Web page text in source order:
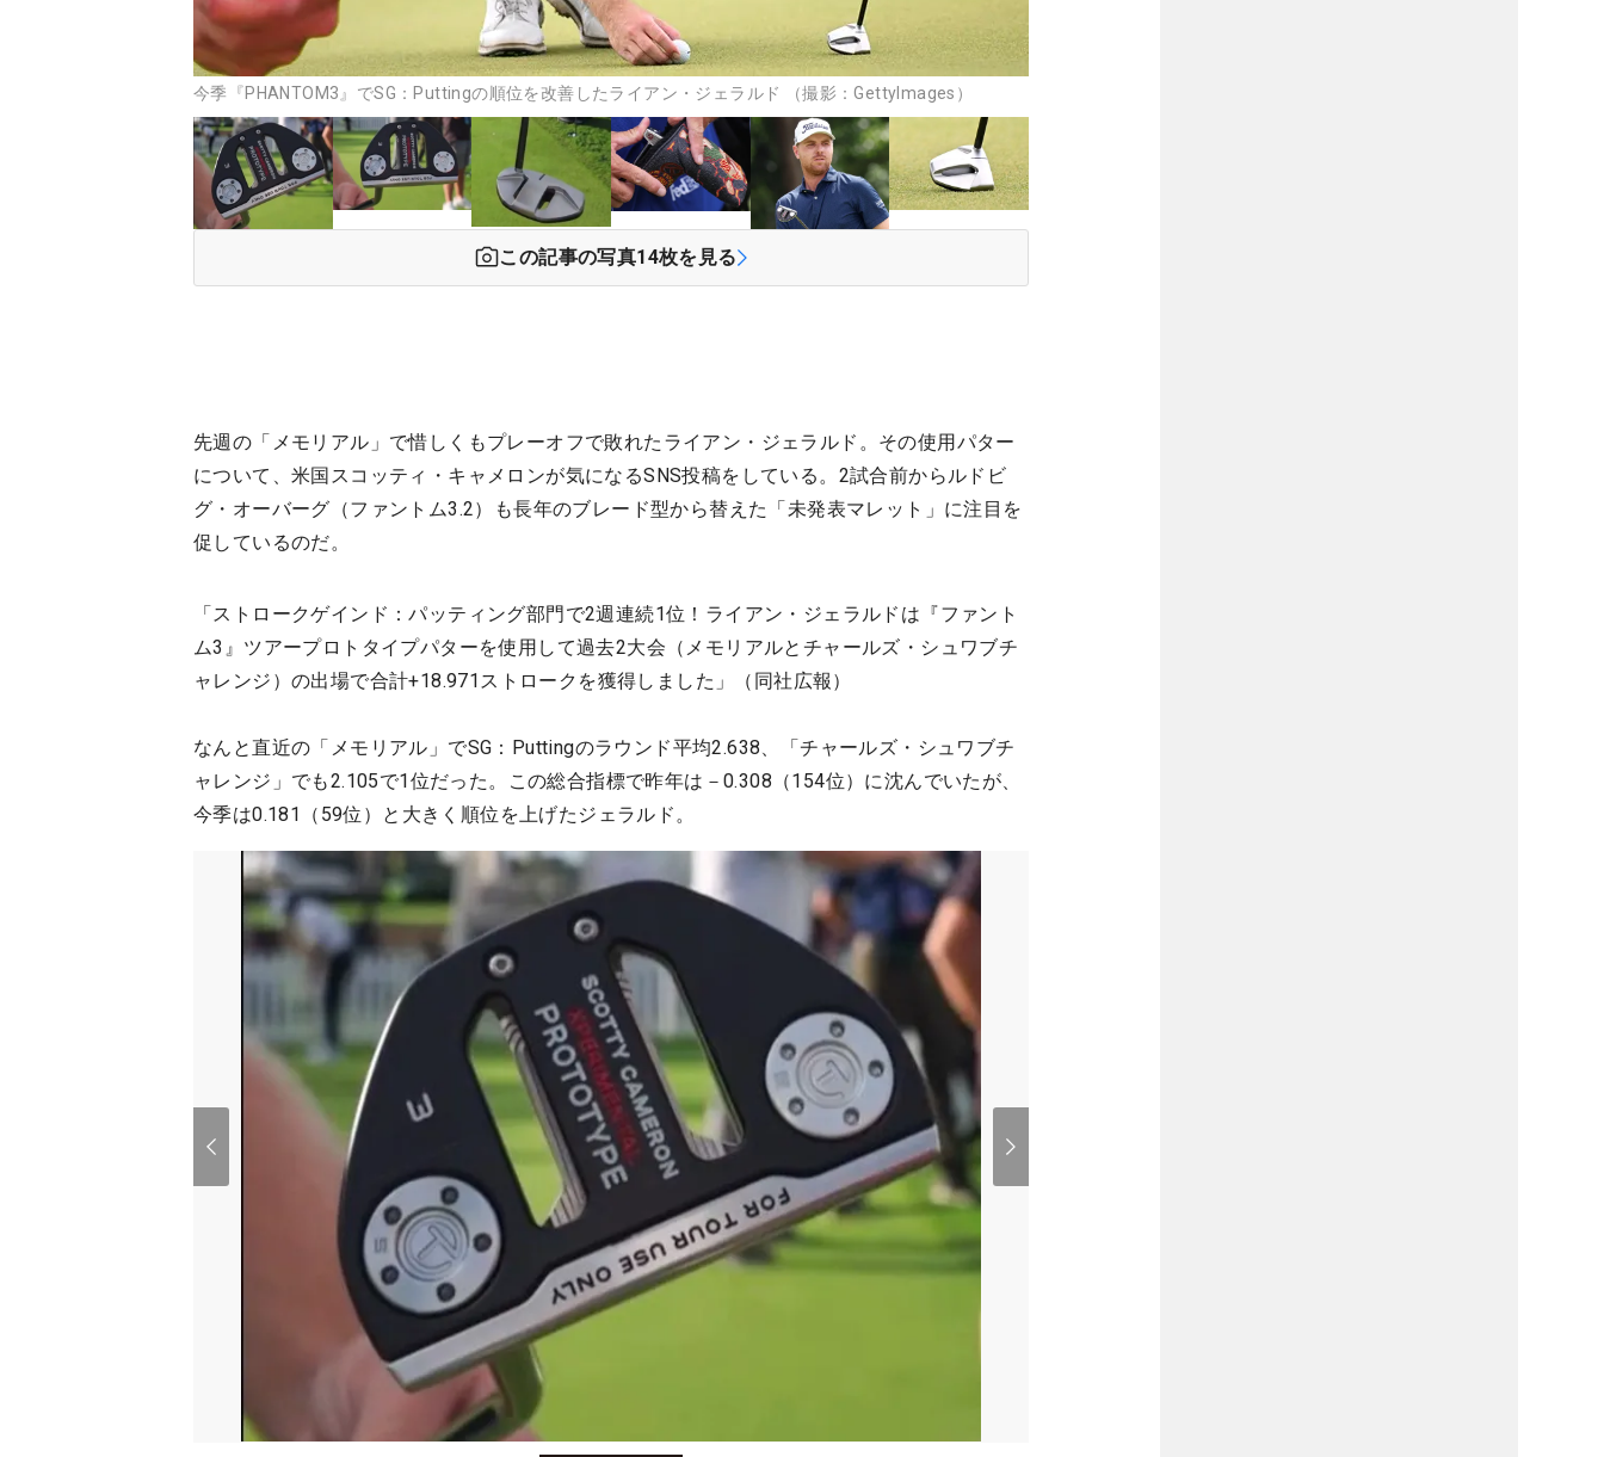
今季『PHANTOM3』でSG：Puttingの順位を改善したライアン・ジェラルド （撮影：GettyImages）
この記事の写真14枚を見る
先週の「メモリアル」で惜しくもプレーオフで敗れたライアン・ジェラルド。その使用パター
について、米国スコッティ・キャメロンが気になるSNS投稿をしている。2試合前からルドビ
グ・オーバーグ（ファントム3.2）も長年のブレード型から替えた「未発表マレット」に注目を
促しているのだ。
「ストロークゲインド：パッティング部門で2週連続1位！ライアン・ジェラルドは『ファント
ム3』ツアープロトタイプパターを使用して過去2大会（メモリアルとチャールズ・シュワブチ
ャレンジ）の出場で合計+18.971ストロークを獲得しました」（同社広報）
なんと直近の「メモリアル」でSG：Puttingのラウンド平均2.638、「チャールズ・シュワブチ
ャレンジ」でも2.105で1位だった。この総合指標で昨年は－0.308（154位）に沈んでいたが、
今季は0.181（59位）と大きく順位を上げたジェラルド。